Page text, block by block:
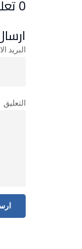
0 تعليقات:
البريد
التعليق